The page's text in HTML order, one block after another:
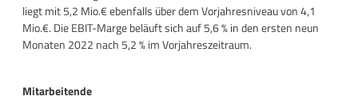
liegt mit 5,2 Mio.€ ebenfalls über dem Vorjahresniveau von 4,1
Mio.€. Die EBIT-Marge beläuft sich auf 5,6 % in den ersten neun
Monaten 2022 nach 5,2 % im Vorjahreszeitraum.
Mitarbeitende